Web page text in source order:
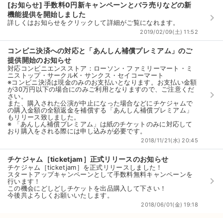
[お知らせ] 手数料0円新キャンペーンとバラ売りなどの新
機能提供を開始しました
詳しくはお知らせをクリックして詳細がご覧になれます。
2019/02/09(土) 11:52
keyboard_arrow_right
コンビニ決済への対応と「あんしん補償プレミアム」のご
提供開始のお知らせ
対応コンビニエンスストア：ローソン・ファミリーマート・ミ
ニストップ・サークルK・サンクス・セイコーマート
※コンビニ決済は現金のみのお支払いとなります。お支払い金額
が30万円以下の場合にのみご利用となりますので、ご注意くだ
さい。
また、購入された公演が中止になった場合などにチケジャムで
の購入金額の全額返金を補償する「あんしん補償プレミアム」
もリリース致しました。
※ 「あんしん補償プレミアム」は紙のチケットのみに対応して
おり購入をされる際には申し込みが必要です。
2018/11/21(水) 20:45
keyboard_arrow_right
チケジャム［ticketjam］正式リリースのお知らせ
チケジャム［ticketjam］を正式リリースしました！
スタートアップキャンペーンとして手数料無料キャンペーンを
行います！
この機会にどしどしチケットを出品購入して下さい！
今後共よろしくお願いいたします。
2018/06/01(金) 19:18
keyboard_arrow_right